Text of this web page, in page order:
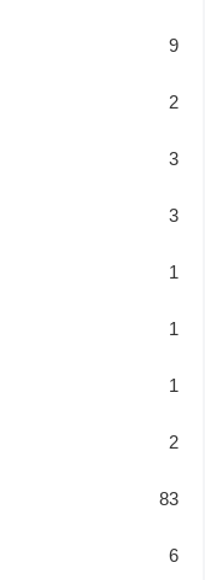
9
2
3
3
1
1
1
2
83
6